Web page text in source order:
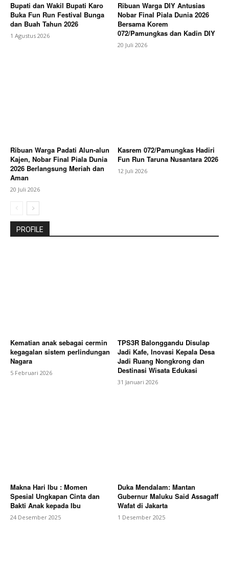
Bupati dan Wakil Bupati Karo
Buka Fun Run Festival Bunga
dan Buah Tahun 2026
1 Agustus 2026
Ribuan Warga DIY Antusias
Nobar Final Piala Dunia 2026
Bersama Korem
072/Pamungkas dan Kadin DIY
20 Juli 2026
Ribuan Warga Padati Alun-alun
Kajen, Nobar Final Piala Dunia
2026 Berlangsung Meriah dan
Aman
20 Juli 2026
Kasrem 072/Pamungkas Hadiri
Fun Run Taruna Nusantara 2026
12 Juli 2026
PROFILE
Kematian anak sebagai cermin
kegagalan sistem perlindungan
Nagara
5 Februari 2026
TPS3R Balonggandu Disulap
Jadi Kafe, Inovasi Kepala Desa
Jadi Ruang Nongkrong dan
Destinasi Wisata Edukasi
31 Januari 2026
Makna Hari Ibu : Momen
Spesial Ungkapan Cinta dan
Bakti Anak kepada Ibu
24 Desember 2025
Duka Mendalam: Mantan
Gubernur Maluku Said Assagaff
Wafat di Jakarta
1 Desember 2025